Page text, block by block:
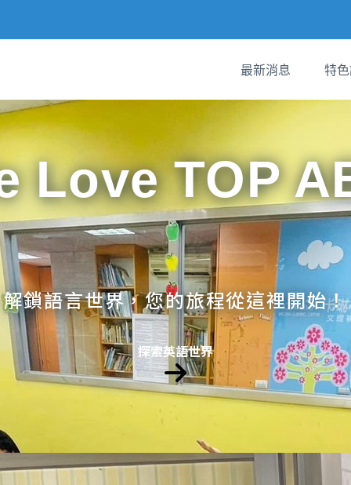
最新消息 特
Love TOP
解鎖語言世界，您的旅程從這裡開始！
探索英語世界